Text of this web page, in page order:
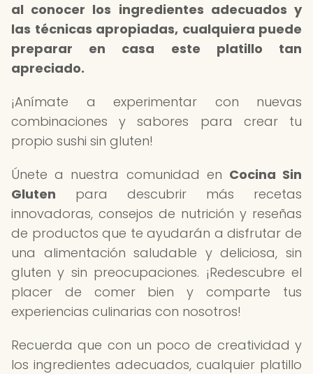
al conocer los ingredientes adecuados y
las técnicas apropiadas, cualquiera puede
preparar en casa este platillo tan
apreciado.
¡Anímate a experimentar con nuevas
combinaciones y sabores para crear tu
propio sushi sin gluten!
Únete a nuestra comunidad en Cocina Sin
Gluten para descubrir más recetas
innovadoras, consejos de nutrición y reseñas
de productos que te ayudarán a disfrutar de
una alimentación saludable y deliciosa, sin
gluten y sin preocupaciones. ¡Redescubre el
placer de comer bien y comparte tus
experiencias culinarias con nosotros!
Recuerda que con un poco de creatividad y
los ingredientes adecuados, cualquier platillo